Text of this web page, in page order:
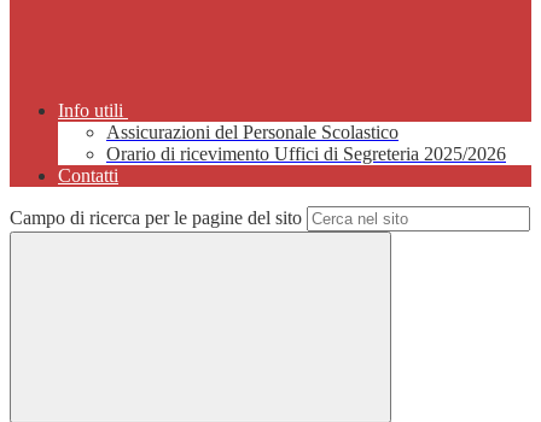
Info utili
Assicurazioni del Personale Scolastico
Orario di ricevimento Uffici di Segreteria 2025/2026
Contatti
Campo di ricerca per le pagine del sito